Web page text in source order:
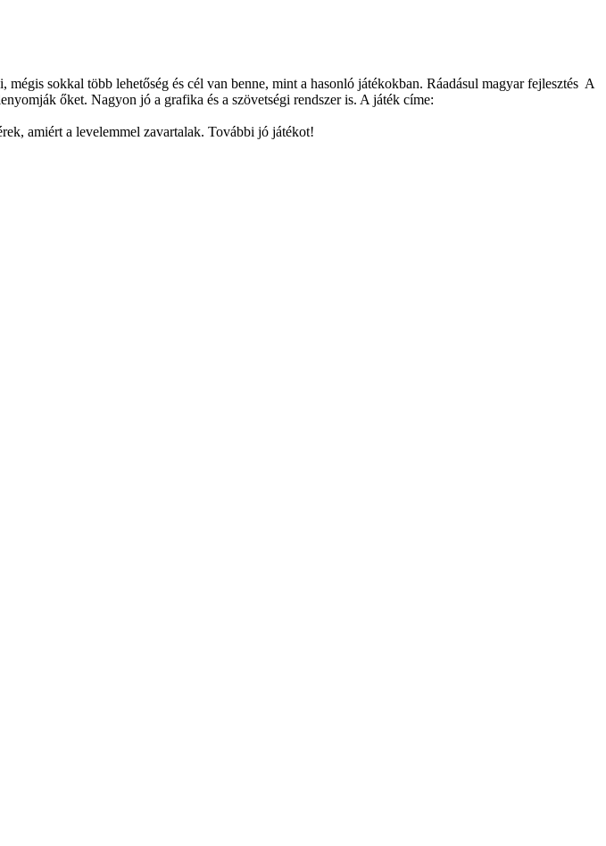
sokkal több lehetőség és cél van benne, mint a hasonló játékokban. Ráadásul magyar fejlesztés A
őket. Nagyon jó a grafika és a szövetségi rendszer is. A játék címe:
amiért a levelemmel zavartalak. További jó játékot!